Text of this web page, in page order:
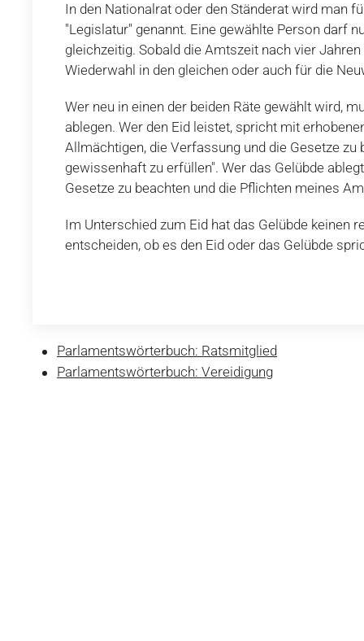
In den Nationalrat oder den Ständerat wird man
"Legislatur" genannt. Eine gewählte Person darf
gleichzeitig. Sobald die Amtszeit nach vier
Wiederwahl in den gleichen oder auch für die
Wer neu in einen der beiden Räte gewählt wird,
ablegen. Wer den Eid leistet, spricht mit
Allmächtigen, die Verfassung und die Gesetze
gewissenhaft zu erfüllen". Wer das Gelübde
Gesetze zu beachten und die Pflichten meines
Im Unterschied zum Eid hat das Gelübde keinen
entscheiden, ob es den Eid oder das Gelübde
Parlamentswörterbuch: Ratsmitglied
Parlamentswörterbuch: Vereidigung